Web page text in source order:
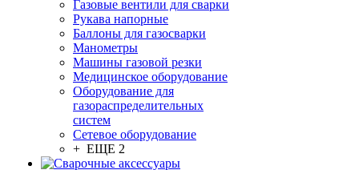
Газовые вентили для сварки
Рукава напорные
Баллоны для газосварки
Манометры
Машины газовой резки
Медицинское оборудование
Оборудование для
газораспределительных
систем
Сетевое оборудование
+ ЕЩЕ 2